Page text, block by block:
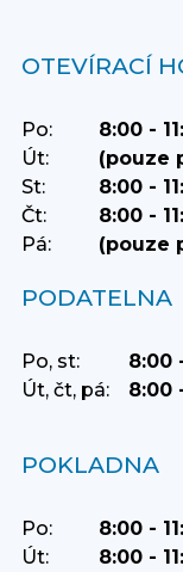
OTEVÍRACÍ
Po:
8:00 -
Út:
(pouze
St:
8:00 -
Čt:
8:00 -
Pá:
(pouze
PODATELNA
Po, st:
8:00
Út, čt, pá:
8:00
POKLADNA
Po:
8:00 -
Út:
8:00 -